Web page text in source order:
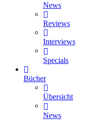
News
Reviews
Interviews
Specials
Bücher
Übersicht
News